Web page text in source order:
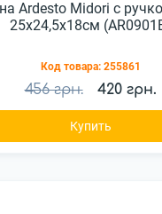
Ardesto Midori с
25x24,5x18см
Код товара: 255861
456 грн. 420 грн.
Купить